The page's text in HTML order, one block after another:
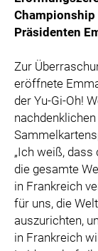
Präsidenten
Zur
eröffnete
der Yu-Gi-Oh!
„Ich weiß,
die gesamte
in Frankreich
für uns, die
auszurichten,
in Frankreich